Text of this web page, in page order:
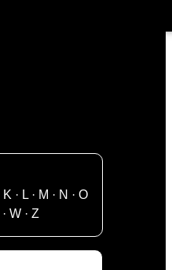
K · L· M · N · O
·W ·Z